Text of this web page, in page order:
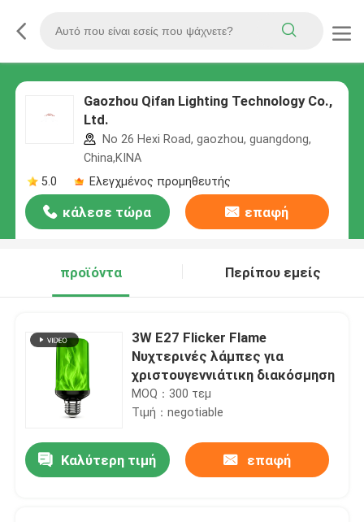
Gaozhou Qifan Lighting Technology Co.,
Ltd.
No 26 Hexi Road, gaozhou, guangdong,
China,ΚΙΝΑ
5.0
Ελεγχμένος προμηθευτής
κάλεσε τώρα επαφή
προϊόντα Περίπου εμείς
3W E27 Flicker Flame
Νυχτερινές λάμπες για
χριστουγεννιάτικη διακόσμηση
MOQ：300 τεμ
Τιμή：negotiable
Καλύτερη τιμή επαφή